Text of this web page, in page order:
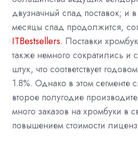
двузначный спад поставок; и
месяцы спад продолжится,
ITBestsellers. Поставки
также немного сократились и
штук, что соответствует
1.8%. Однако в этом сегменте
второе полугодие
много заказов на хромбуки в
повышением стоимости